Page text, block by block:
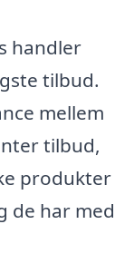
handler
tilbud.
mellem
tilbud,
produkter
de har med